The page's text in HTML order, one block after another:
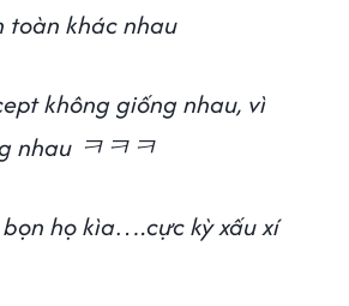
toàn khác nhau
không giống nhau, vì
nhau ㅋㅋㅋ
họ kìa….cực kỳ xấu xí